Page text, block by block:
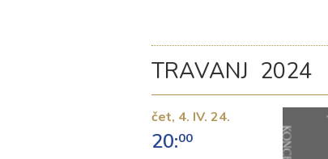
TRAVANJ 2024
čet, 4. IV. 24.
20:00